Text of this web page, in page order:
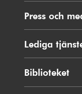
Press och
Lediga
Biblioteket